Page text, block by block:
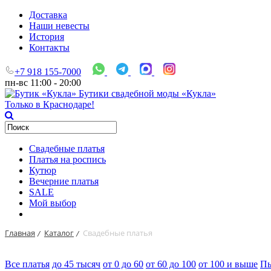
Доставка
Наши невесты
История
Контакты
+7 918 155-7000
пн-вс 11:00 - 20:00
Бутики свадебной моды «Кукла»
Только в Краснодаре!
Свадебные платья
Платья на роспись
Кутюр
Вечерние платья
SALE
Мой выбор
Главная / Каталог / Свадебные платья
Все платья до 45 тысяч от 0 до 60 от 60 до 100 от 100 и выше